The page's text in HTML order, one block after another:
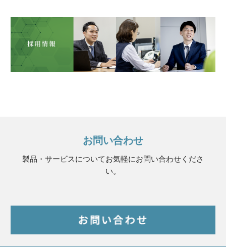
お問い合わせ
製品・サービスについてお気軽にお問い合わせくださ
い。